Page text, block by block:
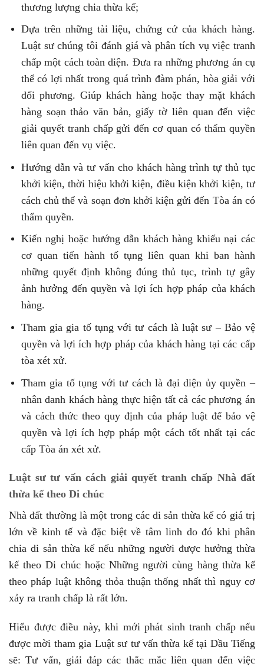
thương lượng chia thừa kế;
Dựa trên những tài liệu, chứng cứ của khách hàng.
Luật sư chúng tôi đánh giá và phân tích vụ việc tranh
chấp một cách toàn diện. Đưa ra những phương án cụ
thể có lợi nhất trong quá trình đàm phán, hòa giải với
đối phương. Giúp khách hàng hoặc thay mặt khách
hàng soạn thảo văn bản, giấy tờ liên quan đến việc
giải quyết tranh chấp gửi đến cơ quan có thẩm quyền
liên quan đến vụ việc.
Hướng dẫn và tư vấn cho khách hàng trình tự thủ tục
khởi kiện, thời hiệu khởi kiện, điều kiện khởi kiện, tư
cách chủ thể và soạn đơn khởi kiện gửi đến Tòa án có
thẩm quyền.
Kiến nghị hoặc hướng dẫn khách hàng khiếu nại các
cơ quan tiến hành tố tụng liên quan khi ban hành
những quyết định không đúng thủ tục, trình tự gây
ảnh hưởng đến quyền và lợi ích hợp pháp của khách
hàng.
Tham gia gia tố tụng với tư cách là luật sư – Bảo vệ
quyền và lợi ích hợp pháp của khách hàng tại các cấp
tòa xét xử.
Tham gia tố tụng với tư cách là đại diện ủy quyền –
nhân danh khách hàng thực hiện tất cả các phương án
và cách thức theo quy định của pháp luật để bảo vệ
quyền và lợi ích hợp pháp một cách tốt nhất tại các
cấp Tòa án xét xử.
Luật sư tư vấn cách giải quyết tranh chấp Nhà đất
thừa kế theo Di chúc
Nhà đất thường là một trong các di sản thừa kế có giá trị
lớn về kinh tế và đặc biệt về tâm linh do đó khi phân
chia di sản thừa kế nếu những người được hưởng thừa
kế theo Di chúc hoặc Những người cùng hàng thừa kế
theo pháp luật không thỏa thuận thống nhất thì nguy cơ
xảy ra tranh chấp là rất lớn.
Hiểu được điều này, khi mới phát sinh tranh chấp nếu
được mời tham gia Luật sư tư vấn thừa kế tại Dầu Tiếng
sẽ: Tư vấn, giải đáp các thắc mắc liên quan đến việc